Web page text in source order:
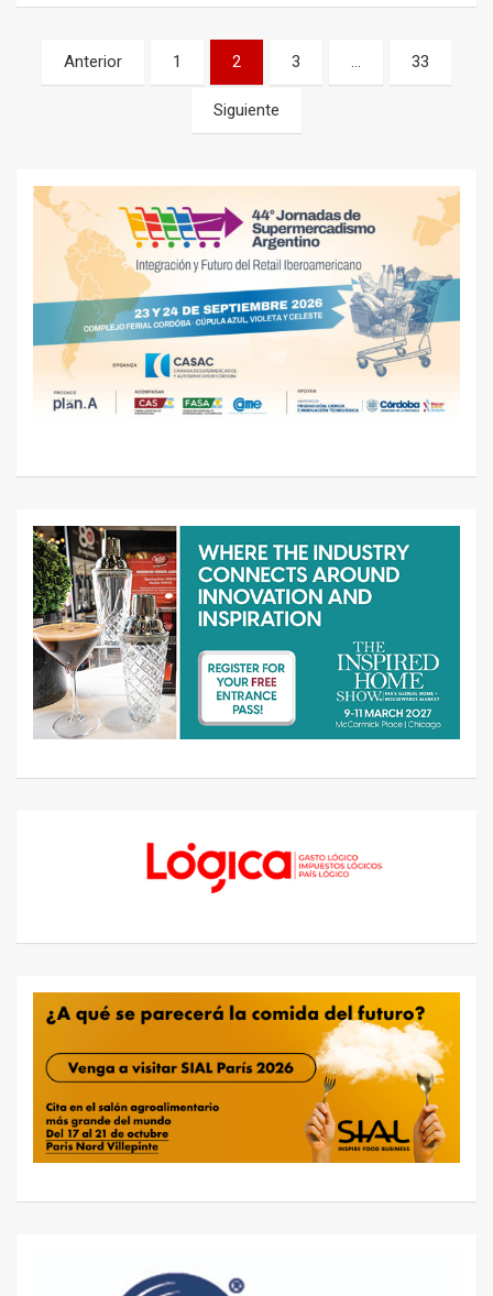
Navegación
de
Anterior 1 2 3 … 33
Siguiente